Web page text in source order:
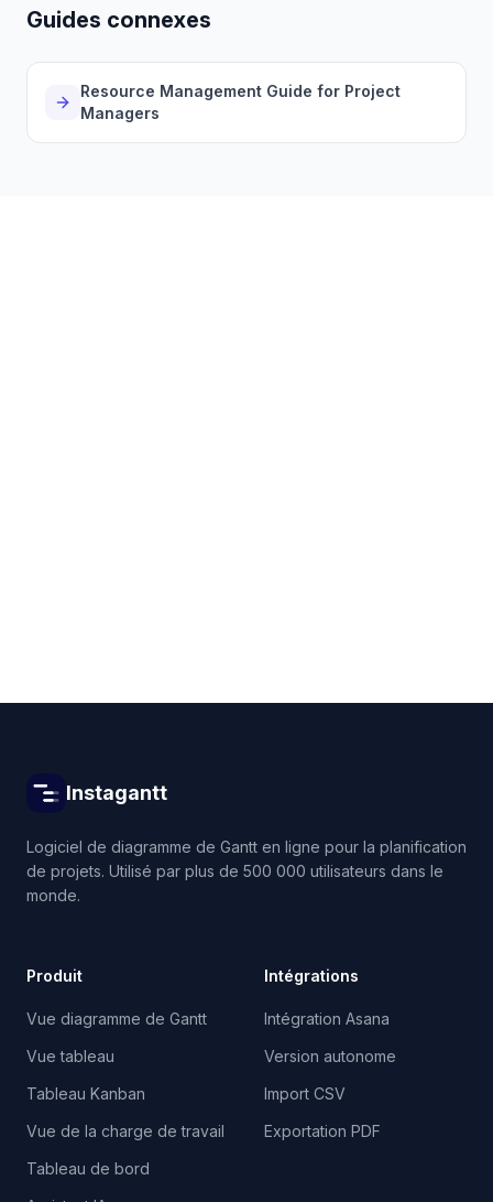
Guides connexes
Resource Management Guide for Project
Managers
Instagantt
Logiciel de diagramme de Gantt en ligne pour la planification
de projets. Utilisé par plus de 500 000 utilisateurs dans le
monde.
Produit
Vue diagramme de Gantt
Vue tableau
Tableau Kanban
Vue de la charge de travail
Tableau de bord
Intégrations
Intégration Asana
Version autonome
Import CSV
Exportation PDF